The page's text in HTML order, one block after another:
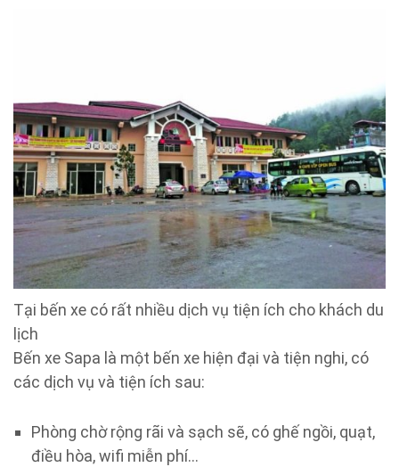
Tại bến xe có rất nhiều dịch vụ tiện ích cho khách du
lịch
Bến xe Sapa là một bến xe hiện đại và tiện nghi, có
các dịch vụ và tiện ích sau:
Phòng chờ rộng rãi và sạch sẽ, có ghế ngồi, quạt,
điều hòa, wifi miễn phí…